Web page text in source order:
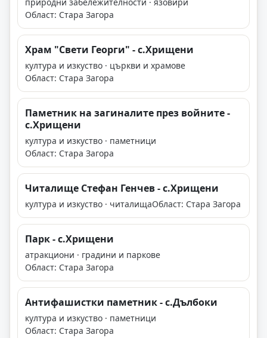
Област: Стара Загора
Храм "Свети Георги" - с.Хрищени
култура и изкуство · църкви и храмове
Област: Стара Загора
Паметник на загиналите през войните -
с.Хрищени
култура и изкуство · паметници
Област: Стара Загора
Читалище Стефан Генчев - с.Хрищени
култура и изкуство · читалищаОбласт: Стара Загора
Парк - с.Хрищени
атракциони · градини и паркове
Област: Стара Загора
Антифашистки паметник - с.Дълбоки
култура и изкуство · паметници
Област: Стара Загора